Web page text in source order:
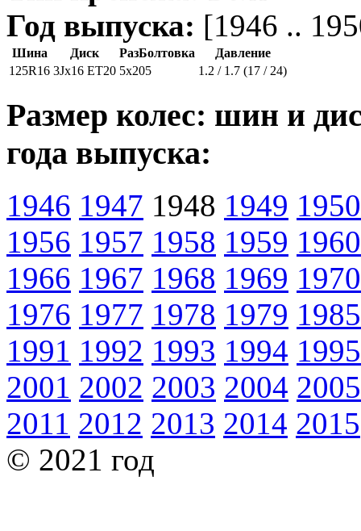
Год выпуска: [1946 ..
Шина Диск РазБолтовка
Давление
125R16 3Jx16 ET20 5x205 1.2 / 1.7 (17 / 24)
Размер колес: шин и
года выпуска:
1946 1947 1948 1949 1950
1956 1957 1958 1959 1960
1966 1967 1968 1969 1970
1976 1977 1978 1979 1985
1991 1992 1993 1994 1995
2001 2002 2003 2004 2005
2011 2012 2013 2014 2015
© 2021 год